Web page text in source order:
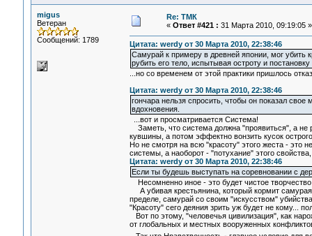
migus
Ветеран
Сообщений: 1789
Re: ТМК
« Ответ #421 : 31 Марта 2010, 09:19:05 »
Цитата: werdy от 30 Марта 2010, 22:38:46
Самурай к примеру в древней японии, мог убить
рубить его тело, испытывая остроту и постановку
...но со временем от этой практики пришлось
Цитата: werdy от 30 Марта 2010, 22:38:46
гончара нельзя спросить, чтобы он показал
вдохновения.
...вот и просматривается Система!
Заметь, что система должна "проявиться", а не
кувшины, а потом эффектно вонзить кусок
Но не смотря на всю "красоту" этого жеста - это
системы, а наоборот - "потухание" этого
Цитата: werdy от 30 Марта 2010, 22:38:46
Если ты будешь выступать на соревновании с
Несомненно иное - это будет чистое
А убивая крестьянина, который кормит
пределе, самурай со своим "искусством"
"Красоту" сего деяния зрить уж будет не кому...
Вот по этому, "человечья цивилизация", как
от глобальных и местных вооруженных